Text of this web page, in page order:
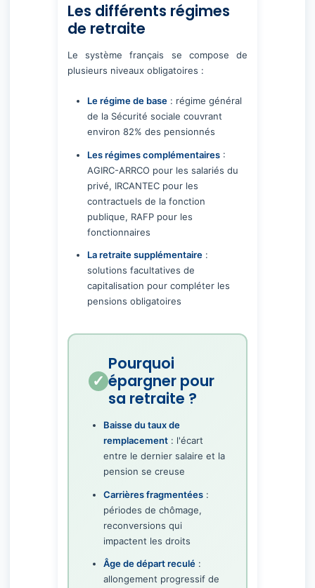
Les différents régimes
de retraite
Le système français se compose de
plusieurs niveaux obligatoires :
Le régime de base : régime général
de la Sécurité sociale couvrant
environ 82% des pensionnés
Les régimes complémentaires :
AGIRC-ARRCO pour les salariés du
privé, IRCANTEC pour les
contractuels de la fonction
publique, RAFP pour les
fonctionnaires
La retraite supplémentaire :
solutions facultatives de
capitalisation pour compléter les
pensions obligatoires
Pourquoi
épargner pour
sa retraite ?
Baisse du taux de
remplacement : l'écart
entre le dernier salaire et la
pension se creuse
Carrières fragmentées :
périodes de chômage,
reconversions qui
impactent les droits
Âge de départ reculé :
allongement progressif de